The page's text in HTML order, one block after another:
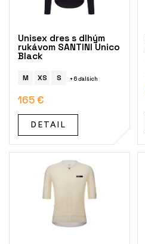
Unisex dres s dlhým
rukávom SANTINI Unico
Black
M XS S + 6 ďalších
165 €
DETAIL